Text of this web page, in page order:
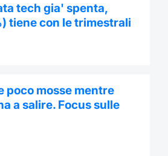
tech gia' spenta,
tiene con le trimestrali
poco mosse mentre
a salire. Focus sulle